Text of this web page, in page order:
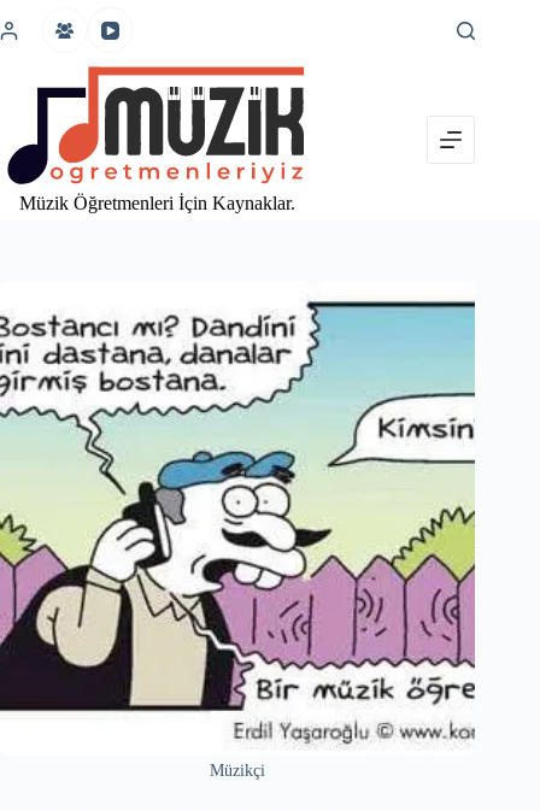
atla
Müzik Öğretmenleri İçin Kaynaklar.
Müzikçi